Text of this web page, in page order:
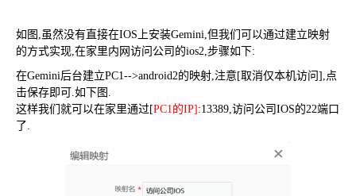
如图,虽然没有直接在IOS上安装Gemini,但我们可以通过建立映射
的方式实现,在家里内网访问公司的ios2,步骤如下:
在Gemini后台建立PC1-->android2的映射,注意[取消仅本机访问],点
击保存即可.如下图.
这样我们就可以在家里通过[PC1的IP] :13389,访问公司IOS的22端口
了.